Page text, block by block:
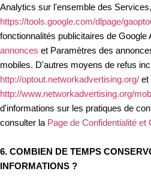
Analytics sur l'ensemble des
https://tools.google.com/dlpage/
fonctionnalités publicitaires de Google
annonces et Paramètres des
mobiles. D'autres moyens de refus
http://optout.networkadvertising.org/ et
http://www.networkadvertising.org/
d'informations sur les pratiques de
consulter la Page de Confidentialité et
6. COMBIEN DE TEMPS
INFORMATIONS ?